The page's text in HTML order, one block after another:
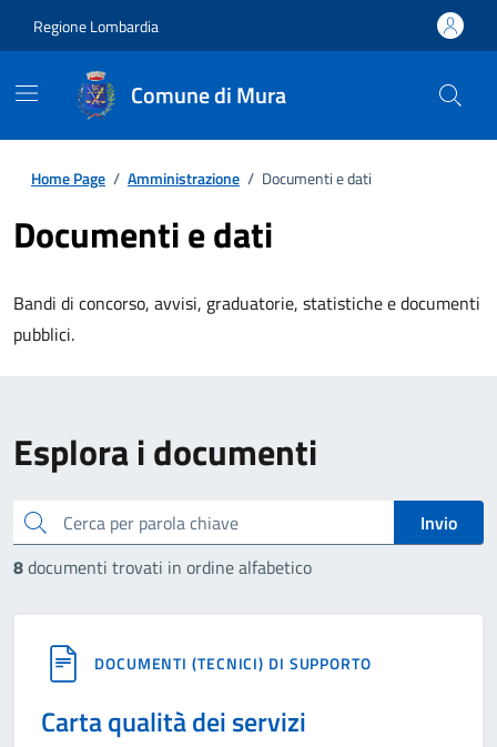
Regione Lombardia
Comune di Mura
Home Page / Amministrazione / Documenti e dati
Documenti e dati
Bandi di concorso, avvisi, graduatorie, statistiche e documenti
pubblici.
Esplora i documenti
cerca
Invio
8documenti trovati in ordine alfabetico
DOCUMENTI (TECNICI) DI SUPPORTO
Carta qualità dei servizi